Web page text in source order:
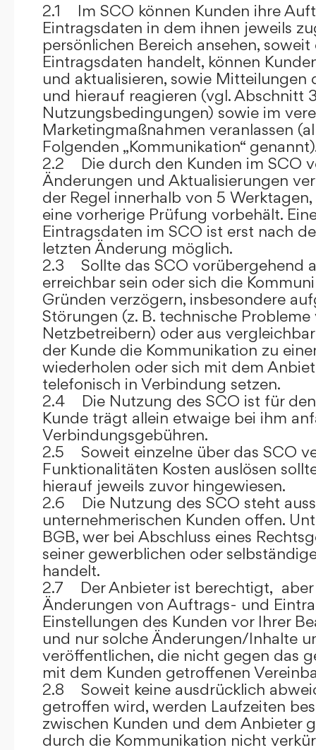
2.1 Im SCO können Kunden ihre
Eintragsdaten in dem ihnen jeweils
persönlichen Bereich ansehen,
Eintragsdaten handelt, können
und aktualisieren, sowie Mitteilungen
und hierauf reagieren (vgl. Abschnitt
Nutzungsbedingungen) sowie im
Marketingmaßnahmen veranlassen
Folgenden „Kommunikation“
2.2 Die durch den Kunden im SCO
Änderungen und Aktualisierungen
der Regel innerhalb von 5
eine vorherige Prüfung vorbehält.
Eintragsdaten im SCO ist erst nach
letzten Änderung möglich.
2.3 Sollte das SCO vorübergehend
erreichbar sein oder sich die
Gründen verzögern, insbesondere
Störungen (z. B. technische
Netzbetreibern) oder aus
der Kunde die Kommunikation zu
wiederholen oder sich mit dem
telefonisch in Verbindung setzen.
2.4 Die Nutzung des SCO ist für den
Kunde trägt allein etwaige bei ihm
Verbindungsgebühren.
2.5 Soweit einzelne über das SCO
Funktionalitäten Kosten auslösen
hierauf jeweils zuvor hingewiesen.
2.6 Die Nutzung des SCO steht
unternehmerischen Kunden offen.
BGB, wer bei Abschluss eines
seiner gewerblichen oder
handelt.
2.7 Der Anbieter ist berechtigt,
Änderungen von Auftrags- und
Einstellungen des Kunden vor Ihrer
und nur solche Änderungen/Inhalte
veröffentlichen, die nicht gegen das
mit dem Kunden getroffenen
2.8 Soweit keine ausdrücklich
getroffen wird, werden Laufzeiten
zwischen Kunden und dem Anbieter
durch die Kommunikation nicht